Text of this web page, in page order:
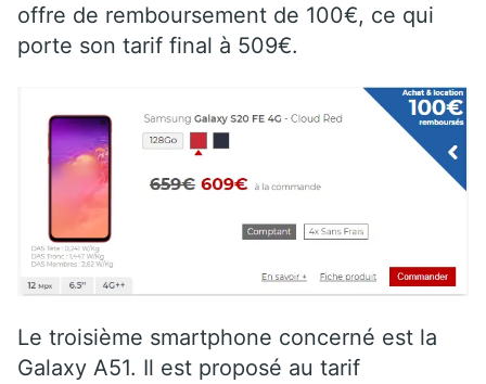
offre de remboursement de 100€, ce qui
porte son tarif final à 509€.
Le troisième smartphone concerné est la
Galaxy A51. Il est proposé au tarif